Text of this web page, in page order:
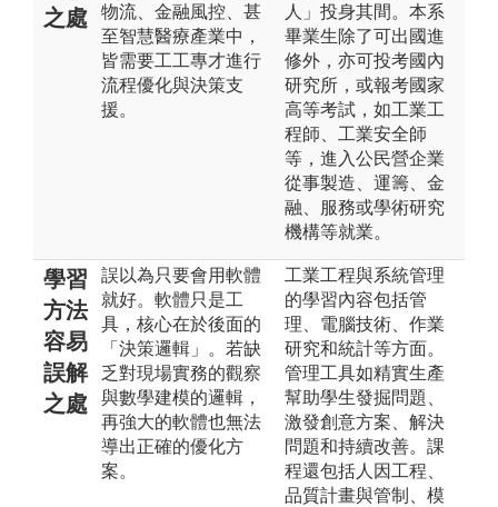
之處
物流、金融風控、甚
至智慧醫療產業中，
皆需要工工專才進行
流程優化與決策支
援。
人」投身其間。本系
畢業生除了可出國進
修外，亦可投考國內
研究所，或報考國家
高等考試，如工業工
程師、工業安全師
等，進入公民營企業
從事製造、運籌、金
融、服務或學術研究
機構等就業。
學習
方法
容易
誤解
之處
誤以為只要會用軟體
就好。軟體只是工
具，核心在於後面的
「決策邏輯」。若缺
乏對現場實務的觀察
與數學建模的邏輯，
再強大的軟體也無法
導出正確的優化方
案。
工業工程與系統管理
的學習內容包括管
理、電腦技術、作業
研究和統計等方面。
管理工具如精實生產
幫助學生發掘問題、
激發創意方案、解決
問題和持續改善。課
程還包括人因工程、
品質計畫與管制、模